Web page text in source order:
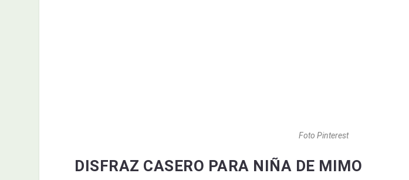
Foto Pinterest
DISFRAZ CASERO PARA NIÑA DE MIMO